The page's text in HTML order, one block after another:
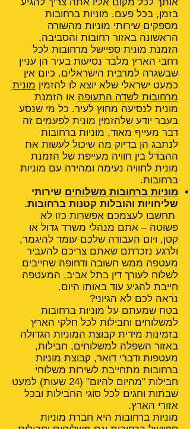
בזמן, בכל פעם. מוניות ברחובות
מספקים שירותי מוניות מהשורה
הראשונה באזור רחובות והסביבה,
הזמנת מונית ספיישל מרחובות לכל
רחבי הארץ מלבד נסיעות בעיר הן עניין
שבשגרה למרבית הישראלים. כיום אין
כמעט ישראלי שלא יוצא לו להזמין מונית
מרחובות לשדה התעופה או הזמנת
מונית לנסיעה מחוץ לעיר. כל מי שנסע
בעבר יודע שלהזמין מונית לפעמים זה
דבר מעייף מאוד, מוניות ברחובות
לנתבג הן בדיוק מה שיכול לעשות את
ההבדל בין חוויה מעייפת של הזמנת
מונית לחוויה נעימה ומהירה עם מוניות
ברחובות.
מוניות ברחובות משלוחים שירותי
שליחויות והובלות קטנות ברחובות.
תחשבו לעצמכם אפשרות כזו לא
פשוטה – אתם מנהלי משרד גדול או
קטן, ויום העבודה שלכם עומד להיגמר,
ולרגע נזכרתם שאתם צריכם להעביר
מעטפה ממש חשובה ודחופה שחייבים
לשלוח לעורך דין בתל אביב, המעטפה
חייבת להגיע עוד באותו היום.
נראה לכם לא הגיוני?
בטח שמעתם על מוניות ברחובות
למשלוחים וחבילות לכל חלקי הארץ
בזמינות מידית קבוצת המוניות הגדולה
באזור השפלה למשלוחים, חבילות,
מעטפות ודברי דואר, קבוצת מוניות
ברחובות מתחייבת לשירות משלוחי
חבילות "מהיום להיום" (24 שעות) למעט
שבתות וחגים לכל סוגי החבילות ובכל
אזורי הארץ.
מוניות ברחובות היא חברת מוניות